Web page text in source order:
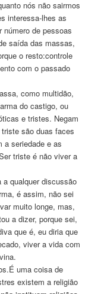
nós não sairmos
interessa-lhes as
número de pessoas
saída das massas,
o resto:controle
com o passado
como multidão,
do castigo, ou
e tristes. Negam
são duas faces
a seriedade e as
triste é não viver a
qualquer discussão
é assim, não sei
muito longe, mas,
a dizer, porque sei,
que é, eu diria que
viver a vida com
uma coisa de
existem a religião